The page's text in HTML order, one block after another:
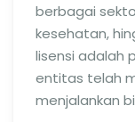
berbagai
kesehatan,
lisensi adalah
entitas telah
menjalankan